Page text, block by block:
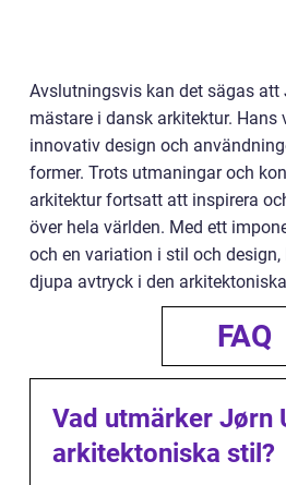
Avslutningsvis kan det sägas att
mästare i dansk arkitektur. Hans
innovativ design och
former. Trots utmaningar och
arkitektur fortsatt att inspirera
över hela världen. Med ett
och en variation i stil och
djupa avtryck i den
FAQ
Vad utmärker Jørn
arkitektoniska stil?